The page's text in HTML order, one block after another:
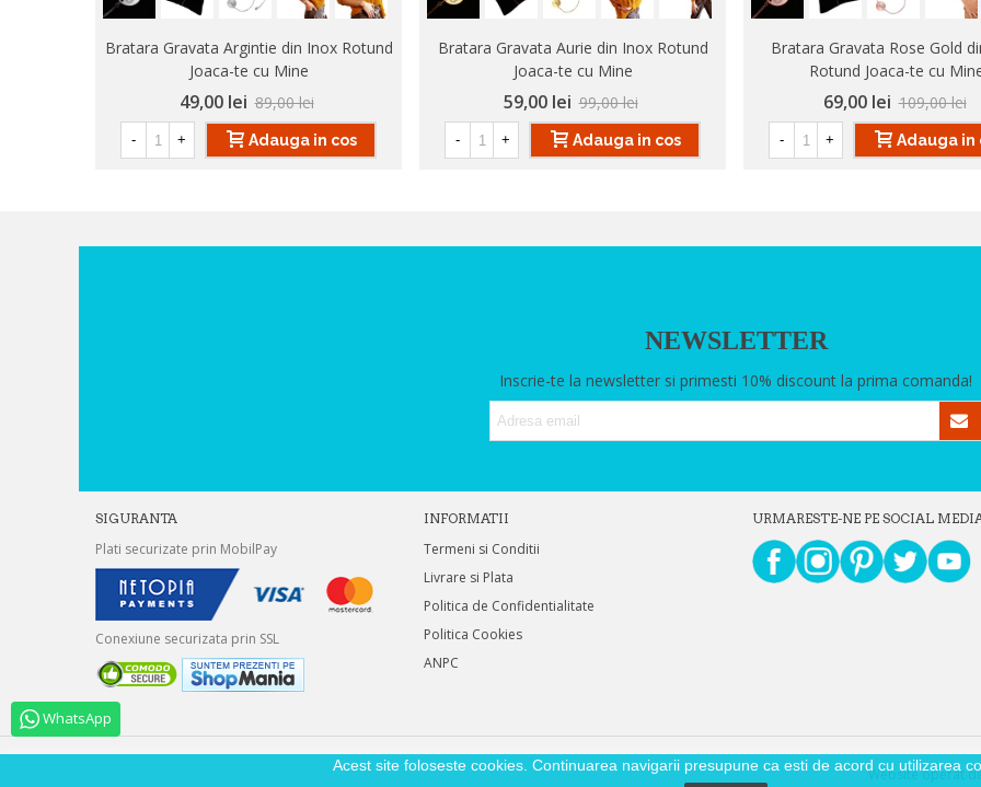
WhatsApp
Bratara Gravata Argintie din Inox Rotund
Joaca-te cu Mine
49,00 lei 89,00 lei
- + Adauga in cos
Bratara Gravata Aurie din Inox Rotund
Joaca-te cu Mine
59,00 lei 99,00 lei
- + Adauga in cos
Bratara Gravata Rose Gold
Rotund Joaca-te cu
69,00 lei 109,00 lei
- + Adauga in
NEWSLETTER
Inscrie-te la newsletter si primesti 10% discount la prima comanda!
SIGURANTA
Plati securizate prin MobilPay
Conexiune securizata prin SSL
INFORMATII
Termeni si Conditii
Livrare si Plata
Politica de Confidentialitate
Politica Cookies
ANPC
URMARESTE-NE PE SOCIAL
Acest site foloseste cookies. Continuarea navigarii presupune ca esti de acord cu utilizarea
Website operat